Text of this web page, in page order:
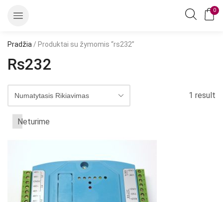
0
Pradžia / Produktai su žymomis “rs232”
Rs232
1 result
Neturime